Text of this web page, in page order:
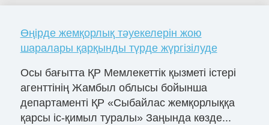
Өңірде жемқорлық тәуекелерін жою
шаралары қарқынды түрде жүргізілуде
Осы бағытта ҚР Мемлекеттік қызметі істері
агенттінің Жамбыл облысы бойынша
департаменті ҚР «Сыбайлас жемқорлыққа
қарсы іс-қимыл туралы» Заңында көзде...